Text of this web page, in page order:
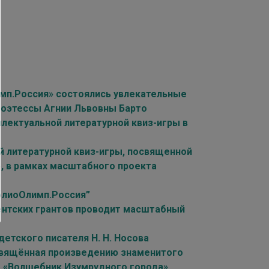
состоялись увлекательные
Агнии Львовны Барто
литературной квиз-игры в
литературной квиз-игры, посвященной
в рамках масштабного проекта
грантов проводит масштабный
писателя Н. Н. Носова
произведению знаменитого